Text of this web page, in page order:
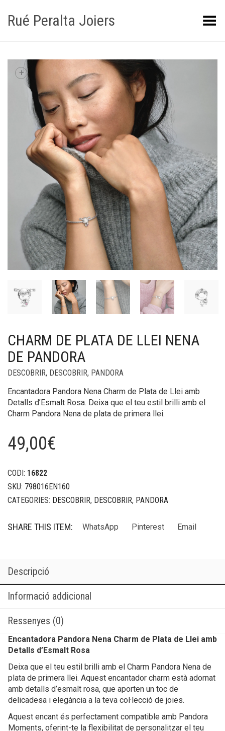
Rué Peralta Joiers Obrir/tancar el menú
+
CHARM DE PLATA DE LLEI NENA
DE PANDORA
DESCOBRIR, DESCOBRIR, PANDORA
Encantadora Pandora Nena Charm de Plata de Llei amb
Detalls d’Esmalt Rosa. Deixa que el teu estil brilli amb el
Charm Pandora Nena de plata de primera llei.
49,00€
CODI: 16822
SKU: 798016EN160
CATEGORIES: DESCOBRIR, DESCOBRIR, PANDORA
SHARE THIS ITEM: WhatsApp Pinterest Email
Descripció
Informació addicional
Ressenyes (0)
Encantadora Pandora Nena Charm de Plata de Llei amb
Detalls d’Esmalt Rosa
Deixa que el teu estil brilli amb el Charm Pandora Nena de
plata de primera llei. Aquest encantador charm està adornat
amb detalls d’esmalt rosa, que aporten un toc de
delicadesa i elegància a la teva col·lecció de joies.
Aquest encant és perfectament compatible amb Pandora
Moments, oferint-te la flexibilitat de personalitzar el teu